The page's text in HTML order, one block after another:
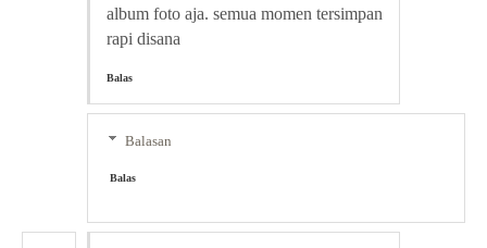
album foto aja. semua momen tersimpan
rapi disana
Balas
Balasan
Balas